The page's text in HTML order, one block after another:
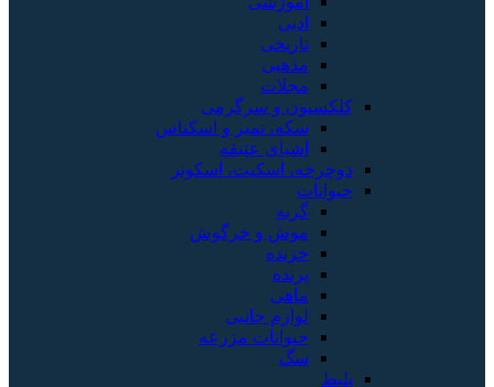
ادبی
تاریخی
مذهبی
مجلات
کلکسیون و سرگرمی
سکه، تمبر و اسکناس
اشیای عتیقه
دوچرخه، اسکیت، اسکوتر
حیوانات
گربه
موش و خرگوش
خزنده
پرنده
ماهی
لوازم جانبی
حیوانات مزرعه
سگ
بلیط